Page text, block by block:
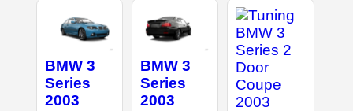
BMW 3
Series
2003
BMW 3
Series
2003